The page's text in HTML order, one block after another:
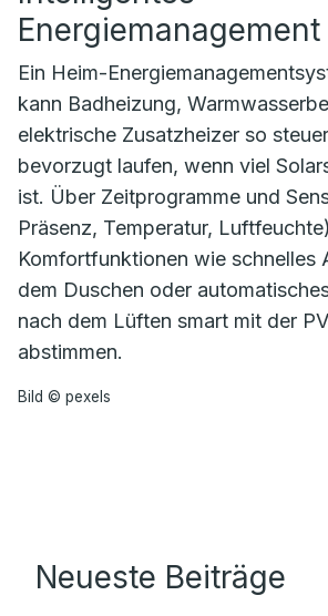
Energiemanagement
Ein Heim-
kann Badheizung,
elektrische Zusatzheizer so
bevorzugt laufen, wenn viel
ist. Über Zeitprogramme und
Präsenz, Temperatur,
Komfortfunktionen wie schnelles
dem Duschen oder
nach dem Lüften smart mit der
abstimmen.
Bild © pexels
Neueste Beiträge